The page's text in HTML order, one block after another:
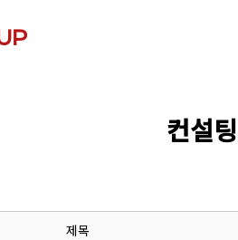
컨설
제목